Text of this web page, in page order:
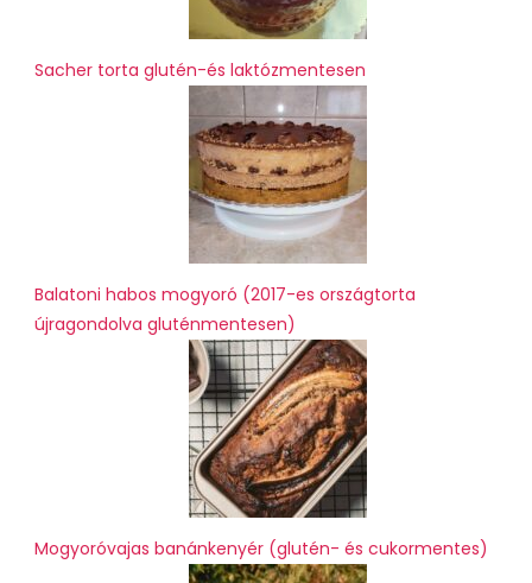
Sacher torta glutén-és laktózmentesen
Balatoni habos mogyoró (2017-es országtorta
újragondolva gluténmentesen)
Mogyoróvajas banánkenyér (glutén- és cukormentes)